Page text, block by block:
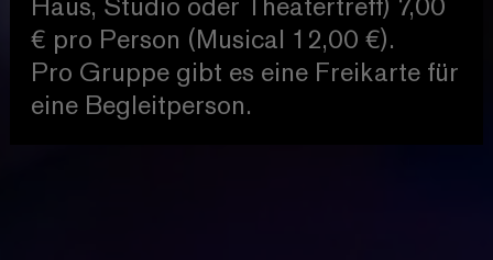
Haus, Studio oder Theatertreff) 7,00
€ pro Person (Musical 12,00 €).
Pro Gruppe gibt es eine Freikarte für
eine Begleitperson.